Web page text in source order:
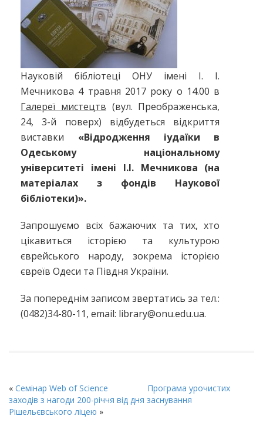
Науковій бібліотеці ОНУ імені І. І.
Мечникова 4 травня 2017 року о 14.00 в
Галереї мистецтв (вул. Преображенська,
24, 3-й поверх) відбудеться відкриття
виставки «Відродження іудаїки в
Одеському національному
університеті імені І.І. Мечникова (на
матеріалах з фондів Наукової
бібліотеки)».
Запрошуємо всіх бажаючих та тих, хто
цікавиться історією та культурою
єврейського народу, зокрема історією
євреїв Одеси та Півдня України.
За попереднім записом звертатись за тeл.:
(0482)34-80-11, еmail: library@onu.edu.ua.
« Семінар Web of Science
Програма урочистих
заходів з нагоди 200-річчя від дня заснування
Рішельєвського ліцею »